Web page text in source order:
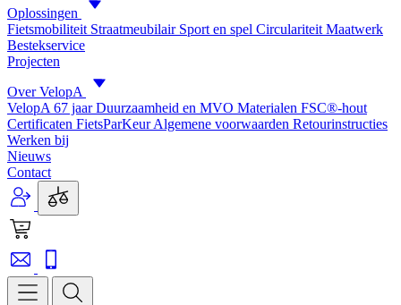
Oplossingen
Fietsmobiliteit Straatmeubilair Sport en spel Circulariteit Maatwerk
Bestekservice
Projecten
Over VelopA
VelopA 67 jaarDuurzaamheid en MVO Materialen FSC®-hout
Certificaten FietsParKeurAlgemene voorwaarden Retourinstructies
Werken bij
Nieuws
Contact